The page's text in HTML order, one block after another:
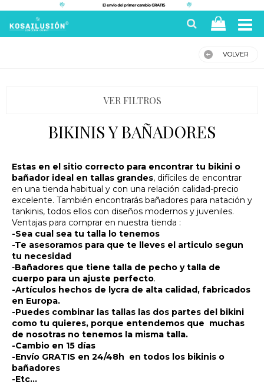
VOLVER
VER FILTROS
BIKINIS Y BAÑADORES
Estas en el sitio correcto para encontrar tu bikini o
bañador ideal en tallas grandes, difíciles de encontrar
en una tienda habitual y con una relación calidad-precio
excelente. También encontrarás bañadores para natación y
tankinis, todos ellos con diseños modernos y juveniles.
Ventajas para comprar en nuestra tienda :
-Sea cual sea tu talla lo tenemos
-Te asesoramos para que te lleves el articulo segun
tu necesidad
-Bañadores que tiene talla de pecho y talla de
cuerpo para un ajuste perfecto.
-Artículos hechos de lycra de alta calidad, fabricados
en Europa.
-Puedes combinar las tallas las dos partes del bikini
como tu quieres, porque entendemos que muchas
de nosotras no tenemos la misma talla.
-Cambio en 15 días
-Envío GRATIS en 24/48h en todos los bikinis o
bañadores
-Etc...